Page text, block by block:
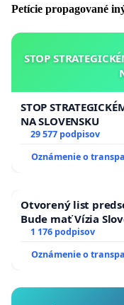
Petície propagované
STOP
STOP
NA SLOVENSKU
29 577 podpisov
Oznámenie o
Otvorený list
Bude mať Vízia
1 176 podpisov
Oznámenie o